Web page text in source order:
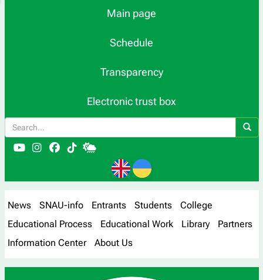
Main page
Schedule
Transparency
Electronic trust box
News SNAU-info Entrants Students
College
Educational Process
Educational Work Library
Partners
Information Center
About Us